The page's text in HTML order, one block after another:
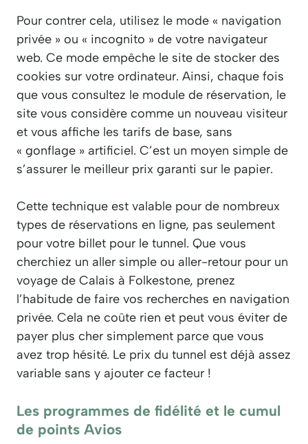
Pour contrer cela, utilisez le mode « navigation
privée » ou « incognito » de votre navigateur
web. Ce mode empêche le site de stocker des
cookies sur votre ordinateur. Ainsi, chaque fois
que vous consultez le module de réservation, le
site vous considère comme un nouveau visiteur
et vous affiche les tarifs de base, sans
« gonflage » artificiel. C’est un moyen simple de
s’assurer le meilleur prix garanti sur le papier.
Cette technique est valable pour de nombreux
types de réservations en ligne, pas seulement
pour votre billet pour le tunnel. Que vous
cherchiez un aller simple ou aller-retour pour un
voyage de Calais à Folkestone, prenez
l’habitude de faire vos recherches en navigation
privée. Cela ne coûte rien et peut vous éviter de
payer plus cher simplement parce que vous
avez trop hésité. Le prix du tunnel est déjà assez
variable sans y ajouter ce facteur !
Les programmes de fidélité et le cumul
de points Avios